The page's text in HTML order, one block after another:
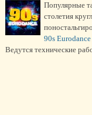
Популярные
столетия
90s Eurodance